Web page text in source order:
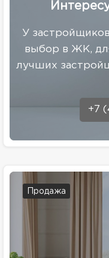
У
выбор в ЖК,
лучших
+7
Продажа